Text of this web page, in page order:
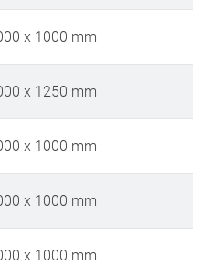
x 1000 mm
x 1250 mm
x 1000 mm
x 1000 mm
x 1000 mm